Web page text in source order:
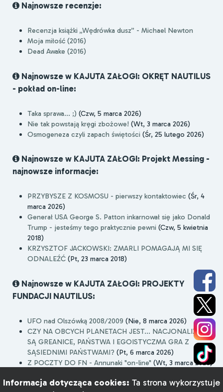
Najnowsze recenzje:
Recenzja książki „Wędrówka dusz” - Michael Newton
Moja miłość (2016)
Dead Awake (2016)
Najnowsze w KAJUTA ZAŁOGI: OKRĘT NAUTILUS
- pokład on-line:
Taka sprawa... ;) (Czw, 5 marca 2026)
Nie tak powstają kręgi zbożowe! (Wt, 3 marca 2026)
Osmogeneza czyli zapach świętości (Śr, 25 lutego 2026)
Najnowsze w KAJUTA ZAŁOGI: Projekt Messing -
najnowsze informacje:
PRZYBYSZE Z KOSMOSU - pierwszy kontaktowiec (Śr, 4
marca 2026)
Generał USA George S. Patton inkarnował się jako Donald
Trump - jesteśmy tego praktycznie pewni (Czw, 5 kwietnia
2018)
KRZYSZTOF JACKOWSKI: ZMARLI POMAGAJĄ MI SIĘ
ODNALEŹĆ (Pt, 23 marca 2018)
Najnowsze w KAJUTA ZAŁOGI: PROJEKTY
FUNDACJI NAUTILUS:
UFO nad Olszówką 2008/2009 (Nie, 8 marca 2026)
CZY NA OBCYCH PLANETACH JEST... NACJONALIZM,
SĄ GREANICE, PAŃSTWA I EGOISTYCZMA GRA Z
SĄSIEDNIMI PAŃSTWAMI? (Pt, 6 marca 2026)
Z POCZTY DO FN - Annunaki "on-line" (Wt, 3 marca 2026)
Informacja dotycząca cookies: Ta strona wykorzystuje